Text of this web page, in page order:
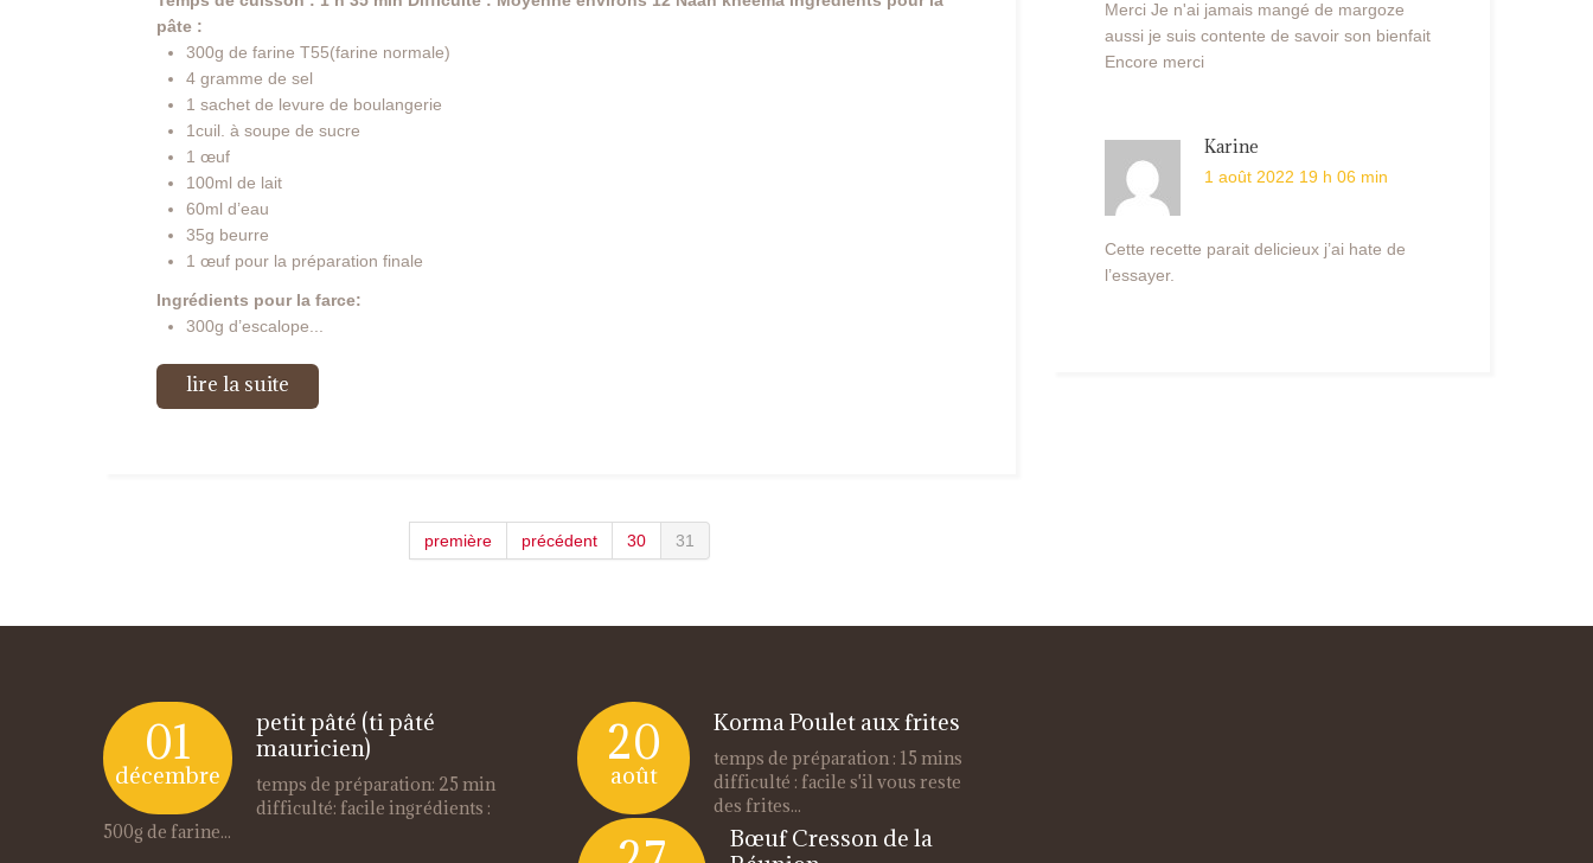
pâte :
300g de farine T55(farine normale)
4 gramme de sel
1 sachet de levure de boulangerie
1cuil. à soupe de sucre
1 œuf
100ml de lait
60ml d’eau
35g beurre
1 œuf pour la préparation finale
Ingrédients pour la farce:
300g d’escalope...
lire la suite
première précédent 30 31
Merci Je n'ai jamais mangé de margoze
aussi je suis contente de savoir son bienfait
Encore merci
Karine
1 août 2022 19 h 06 min
Cette recette parait delicieux j’ai hate de
l’essayer.
01
décembre
petit pâté (ti pâté
mauricien)
temps de préparation: 25 min
difficulté: facile ingrédients :
500g de farine...
20
août
Korma Poulet aux frites
temps de préparation : 15 mins
difficulté : facile s'il vous reste
des frites...
Bœuf Cresson de la